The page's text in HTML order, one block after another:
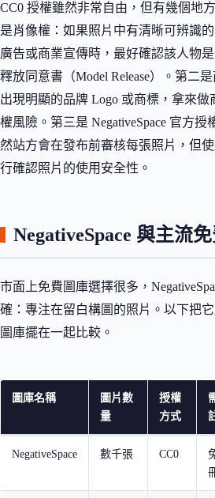
CC0 授權雖然非常自由，但有幾個地
是肖像權：如果照片中有清晰可辨識
廣告或商業宣傳時，最好確認該人物
釋放同意書（Model Release）。第二
出現明顯的品牌 Logo 或商標，拿來做
權風險。第三是 NegativeSpace 官方
然站方會在發布前審核每張照片，但
行確認照片的使用安全性。
NegativeSpace 與主流
市面上免費圖庫選擇很多，
確：專注在留白構圖的照片。以下把
圖庫擺在一起比較。
圖庫名稱
圖片數
量
授權
方式
NegativeSpace 數千張 CC0